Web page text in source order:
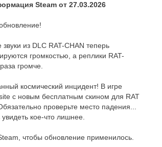
Steam от 27.03.2026
из DLC RAT-CHAN теперь
громкостью, а реплики RAT-
громче.
космический инцидент! В игре
с новым бесплатным скином для RAT
проверьте место падения...
кое-что лишнее.
чтобы обновление применилось.